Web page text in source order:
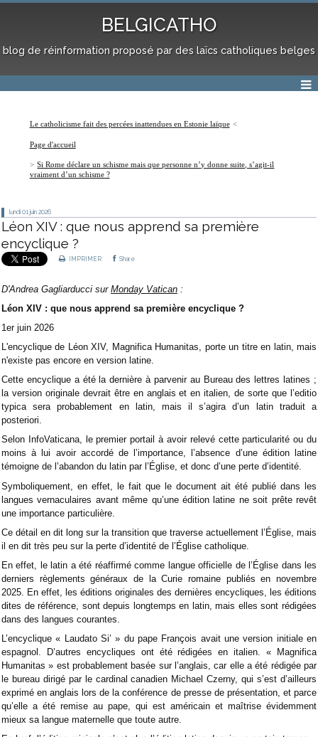
BELGICATHO
blog de réinformation proposé par des laïcs catholiques belges
Le catholicisme fait des percées inattendues en Estonie laïque
Page d'accueil
Si Rome déclare un schisme mais que personne n’y donne suite, s’agit-il
vraiment d’un schisme ?
lundi 01 juin 2026
Léon XIV : que nous apprend sa première
encyclique ?
IMPRIMER Share
D'Andrea Gagliarducci sur Monday Vatican :
Léon XIV : que nous apprend sa première encyclique ?
1er juin 2026
L'encyclique de Léon XIV, Magnifica Humanitas, porte un titre en latin, mais
n'existe pas encore en version latine.
Cette encyclique a été la dernière à parvenir au Bureau des lettres latines ;
la version originale devrait être en anglais et en italien, de sorte que l’editio
typica sera probablement en latin, mais il s’agira d’un latin traduit a
posteriori.
Selon InfoVaticana, le premier portail à avoir relevé cette particularité ou du
moins à lui avoir accordé de l’importance, l’absence d’une édition latine
témoigne de l’abandon du latin par l’Église, et donc d’une perte d’identité.
Symboliquement, en effet, le fait que le document ait été publié dans les
langues vernaculaires avant même qu’une édition latine ne soit prête revêt
une importance particulière.
Ce détail en dit long sur la transition que traverse actuellement l’Église, mais
il en dit très peu sur la perte d’identité de l’Église catholique.
En effet, le latin a été réaffirmé comme langue officielle de l’Église dans les
derniers règlements généraux de la Curie romaine publiés en novembre
2025. En effet, les éditions originales des dernières encycliques, les éditions
dites de référence, sont depuis longtemps en latin, mais elles sont rédigées
dans des langues courantes.
L’encyclique « Laudato Si’ » du pape François avait une version initiale en
espagnol. D’autres encycliques ont été rédigées en italien. « Magnifica
Humanitas » est probablement basée sur l’anglais, car elle a été rédigée par
le bureau dirigé par le cardinal canadien Michael Czerny, qui s’est d’ailleurs
exprimé en anglais lors de la conférence de presse de présentation, et parce
qu’elle a été remise au pape, qui est américain et maîtrise évidemment
mieux sa langue maternelle que toute autre.